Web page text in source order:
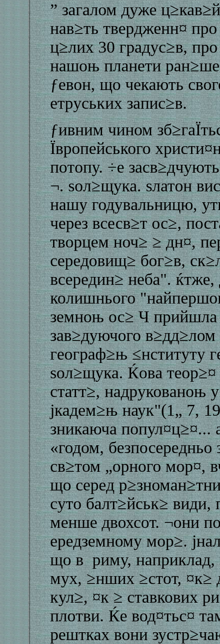
” загалом дуже
нав≥ть твердженн¤
ц≥лих 30 градус≥в,
нашоњ планети
ƒевон, що чекають
етруських запис≥в.
ƒивним чином
Ївропейського
потопу. ÷е
¬. ѕол≥щука. ѕлатон
нашу годувальницю,
через всесв≥т ос≥,
творцем ноч≥ ≥ дн¤,
середовищ≥ бог≥в,
всередин≥ неба".
колишнього
земноњ ос≥ Ч прийшла
зав≥дуючого
географ≥њ ≤нституту
ѕол≥щука. Ќова теор≥¤
статт≥, надрукованоњ
јкадем≥њ наук"(1„ 7,
зникаюча попул¤ц≥¤...
«годом,
св≥том „орного мор¤,
що серед
суто балт≥йськ≥
менше двохсот. ¬они
ередземному мор≥.
що в риму, наприклад,
мух, ≥нших ≥стот, ¤к≥
кул≥, ¤к ≥ ставкових
плотви. Ќе вод¤тьс¤
рештках вони